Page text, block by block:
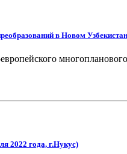
в Новом
2022 года, г.Нукус)